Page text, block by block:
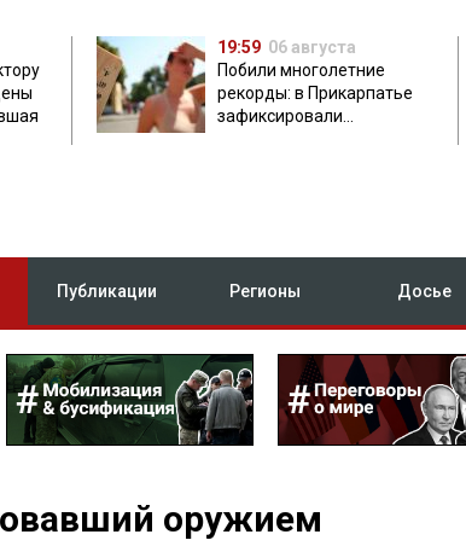
19:59 06 августа
Побили многолетние
рекорды: в Прикарпатье
зафиксировали
Публикации Регионы Досье
оружием